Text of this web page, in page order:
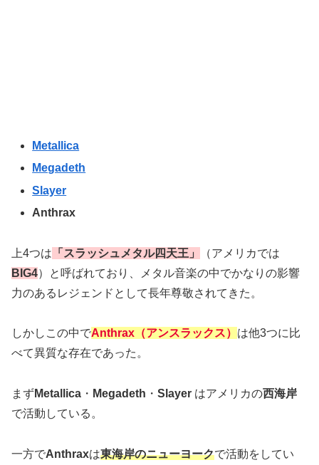
Metallica
Megadeth
Slayer
Anthrax
上4つは 「スラッシュメタル四天王」
（アメリカでは
BIG4）と呼ばれており、メタル音楽の中でかなりの影響
力のあるレジェンドとして長年尊敬されてきた。
しかしこの中でAnthrax（アンスラックス） は他3つに比
べて異質な存在であった。
まずMetallica ・ Megadeth ・ Slayer はアメリカの西海岸
で活動している。
一方でAnthraxは東海岸のニューヨークで活動をしてい